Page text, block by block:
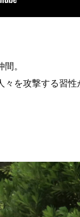
間。
を攻撃する習性